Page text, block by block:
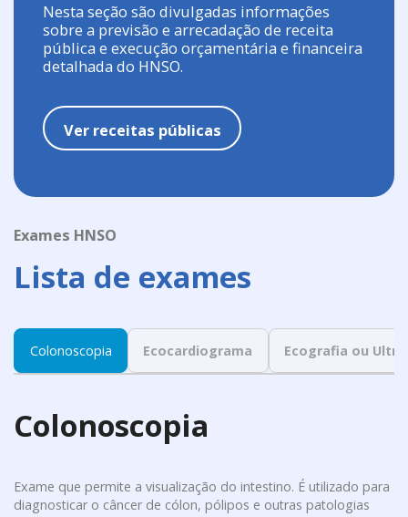
Nesta seção são divulgadas informações
sobre a previsão e arrecadação de receita
pública e execução orçamentária e financeira
detalhada do HNSO.
Ver receitas públicas
Exames HNSO
Lista de exames
Colonoscopia Ecocardiograma Ecografia ou
Colonoscopia
Exame que permite a visualização do intestino. É utilizado para
diagnosticar o câncer de cólon, pólipos e outras patologias